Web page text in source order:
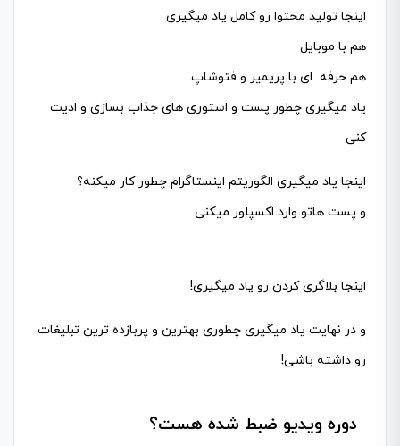
اینجا تولید محتوا رو کامل یاد میگیری
هم با موبایل
هم حرفه ای با پریمیر و فتوشاپ
یاد میگیری چطور پست و استوری های جذاب بسازی و ادیت
کنی
اینجا یاد میگیری الگوریتم اینستاگرام چطور کار میکنه؟
و پست هاتو وارد اکسپلور میکنی
اینجا بلاگری کردن رو یاد میگیری!
و در نهایت یاد میگیری چطوری بهترین و پربازده ترین تبلیغات
رو داشته باشی!
دوره ویدیو ضبط شده هست؟